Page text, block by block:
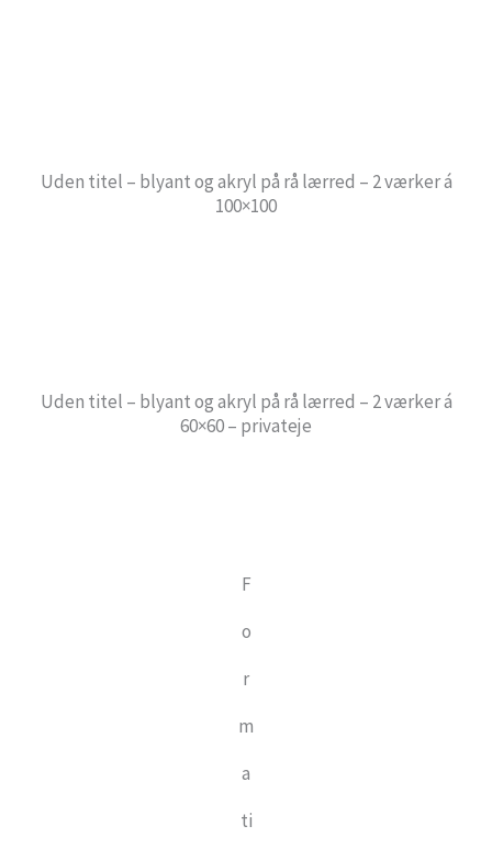
Uden titel – blyant og akryl på rå lærred – 2 værker á
100×100
Uden titel – blyant og akryl på rå lærred – 2 værker á
60×60 – privateje
F
o
r
m
a
ti